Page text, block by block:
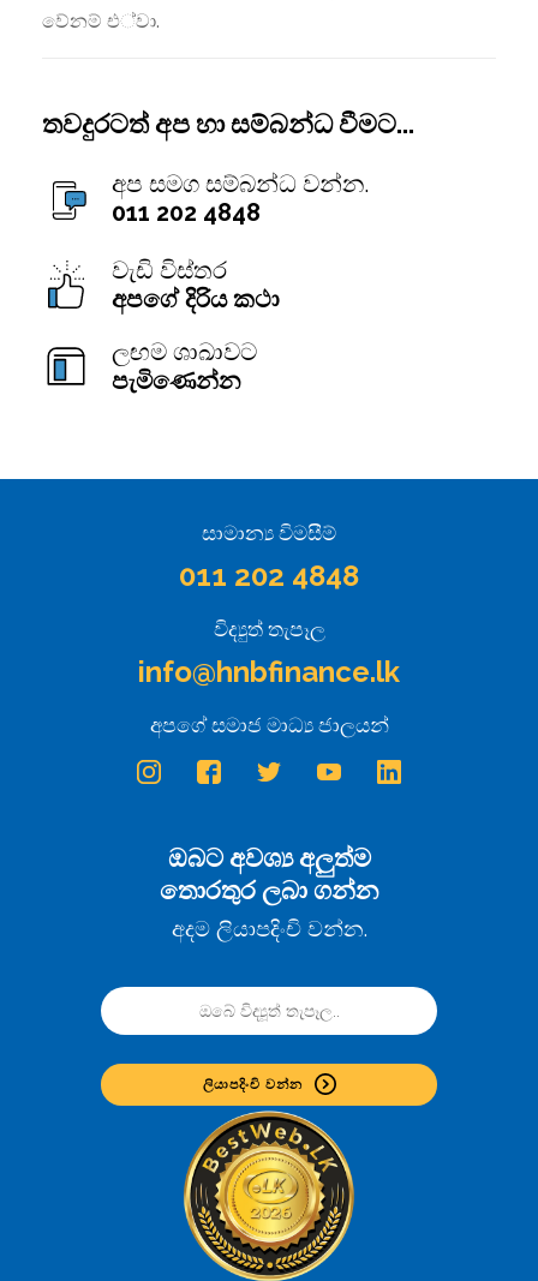
වේනම් එ්වා.
තවදුරටත් අප හා සම්බන්ධ වීමට...
අප සමග සම්බන්ධ වන්න.
011 202 4848
වැඩි විස්තර
අපගේ දිරිය කථා
ලඟම ශාඛාවට
පැමිණෙන්න
සාමාන්‍ය විමසීම්
011 202 4848
විද්‍යුත් තැපෑල
info@hnbfinance.lk
අපගේ සමාජ මාධ්‍ය ජාලයන්
ඔබට අවශ්‍ය අලුත්ම
තොරතුර ලබා ගන්න
අදම ලියාපදිංචි වන්න.
ලියාපදිංචි වන්න